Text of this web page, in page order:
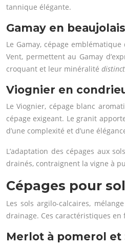
tannique élégante.
Gamay en beaujolais
Le Gamay, cépage
Vent, permettent au Gamay
croquant et leur minéralité
Viognier en
Le Viognier, cépage blanc
cépage exigeant. Le granit
d’une complexité et d’une
L’adaptation des cépages aux
drainés, contraignent la vigne à
Cépages pour
Les sols argilo-calcaires,
drainage. Ces caractéristiques
Merlot à pomerol et